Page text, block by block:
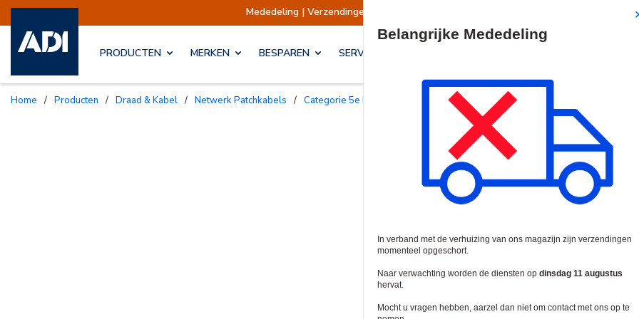
Mededeling | Verzendingen opgeschort Verzendingen worden op dinsdag
PRODUCTEN MERKEN BESPAREN SERVICES & OPLOSSINGEN
Home / Producten / Draad & Kabel / Netwerk Patchkabels / Categorie 5e Patchkabels